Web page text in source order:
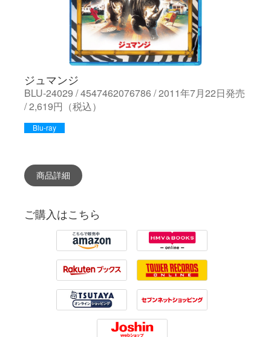
ジュマンジ
BLU-24029 / 4547462076786 / 2011年7月22日発売
/ 2,619円（税込）
Blu-ray
商品詳細
ご購入はこちら
Amazon HMV
Rakuten Tower Records
Tsutaya 7net